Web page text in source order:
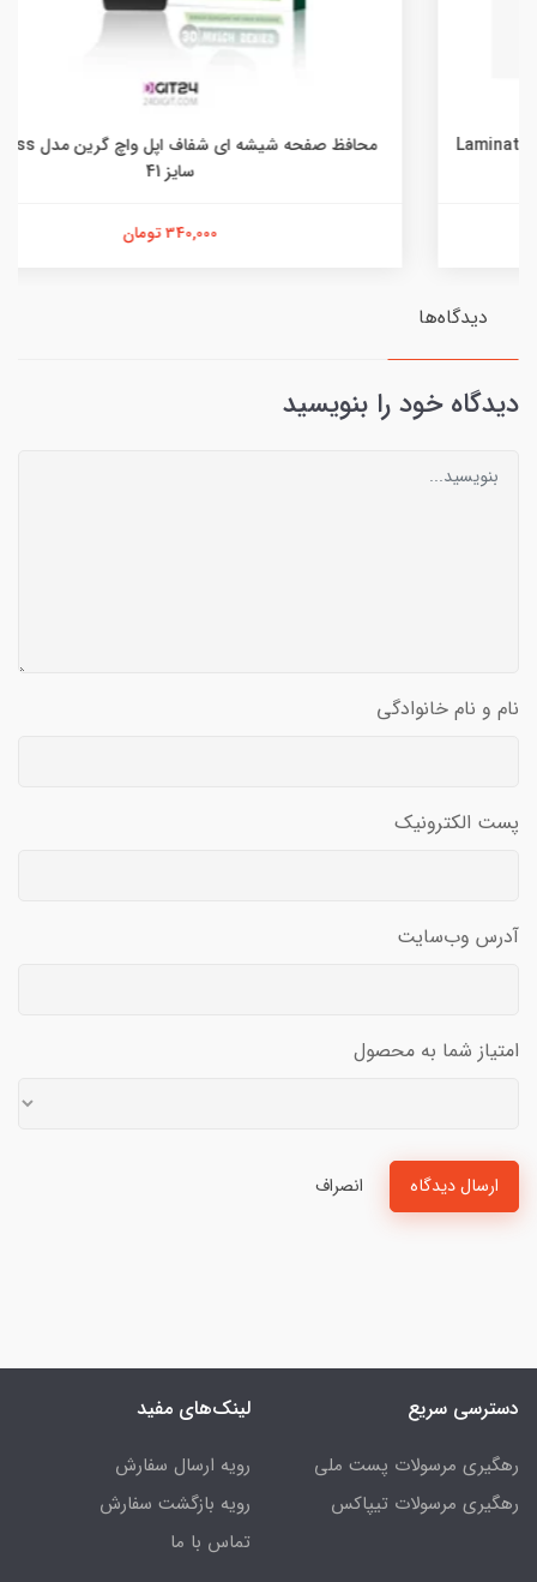
محافظ صفحه شیشه ای شفاف اپل واچ گرین مدل HD Glass
دیدگاه‌ها
دیدگاه خود را بنویسید
نام و نام خانوادگی
پست الکترونیک
آدرس وب‌سایت
امتیاز شما به محصول
ارسال دیدگاه انصراف
دسترسی سریع
رهگیری مرسولات پست ملی
رهگیری مرسولات تیپاکس
لینک‌های مفید
رویه ارسال سفارش
رویه بازگشت سفارش
تماس با ما